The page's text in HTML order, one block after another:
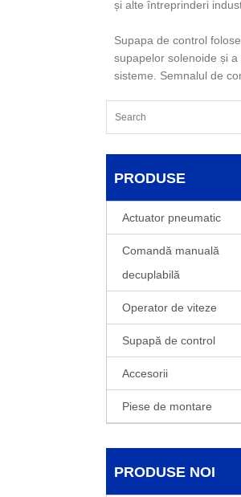
și alte întreprinderi
Supapa de control
supapelor solenoide și
sisteme. Semnalul de
PRODUSE
Actuator pneumatic
Comandă manuală
decuplabilă
Operator de viteze
Supapă de control
Accesorii
Piese de montare
PRODUSE NOI